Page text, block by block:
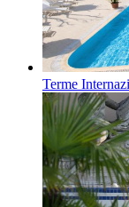
Terme